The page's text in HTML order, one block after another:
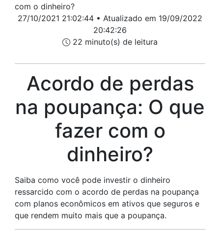
com o dinheiro?
27/10/2021 21:02:44 • Atualizado em 19/09/2022
20:42:26
22 minuto(s) de leitura
Acordo de perdas
na poupança: O que
fazer com o
dinheiro?
Saiba como você pode investir o dinheiro
ressarcido com o acordo de perdas na poupança
com planos econômicos em ativos que seguros e
que rendem muito mais que a poupança.